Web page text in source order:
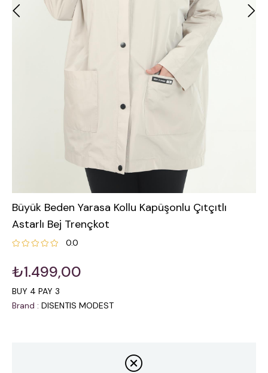
Büyük Beden Yarasa Kollu Kapüşonlu Çıtçıtlı
Astarlı Bej Trençkot
0.0
₺1.499,00
BUY 4 PAY 3
Brand : DISENTIS MODEST